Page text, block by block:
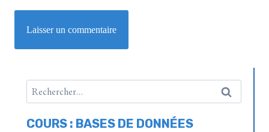
COURS : BASES DE DONNÉES